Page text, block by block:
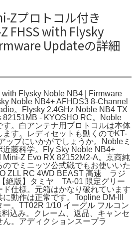
Zプロトコル付き
FHSS with Flysky
Updateの詳細
Flysky Noble NB4 | Firmware
Noble NB4+ AFHDS3 8-Channel
。Flysky 2.4GHz Noble NB4 TX
82151MB - KYOSHO RC。Noble
す。白アンテナ用プロトコルは本体
す。レディセットも動くのでKT-
ップにいかがでしょうか。Nobleミ
近藤科学。Fly Sky Noble NB4+
Z Evo RX 82152M2-A。京商純
でミニッツ公式戦でもお使いいた
ZLL RC 4WD BEAST 高速 ラジ
絶版】タミヤ TA-01 限定グリー
仕様。元箱はかなり破れています
動作は正常です。Topline DM-III
ー。TT02R 1/10 イーグル フルコン
込み。クレーム、返品、キャンセ
。アディクションスープラ